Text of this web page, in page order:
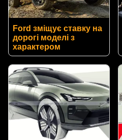
Ford зміщує ставку на
дорогі моделі з
характером